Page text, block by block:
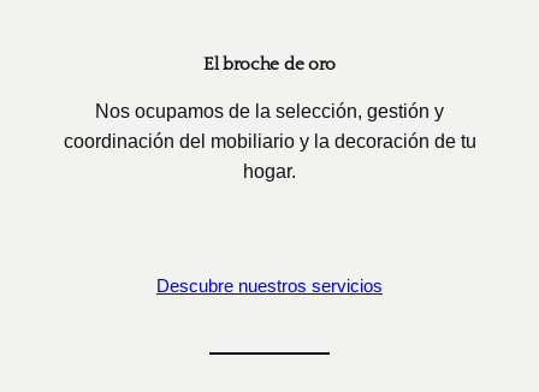
El broche de oro
Nos ocupamos de la selección, gestión y
coordinación del mobiliario y la decoración de tu
hogar.
Descubre nuestros servicios